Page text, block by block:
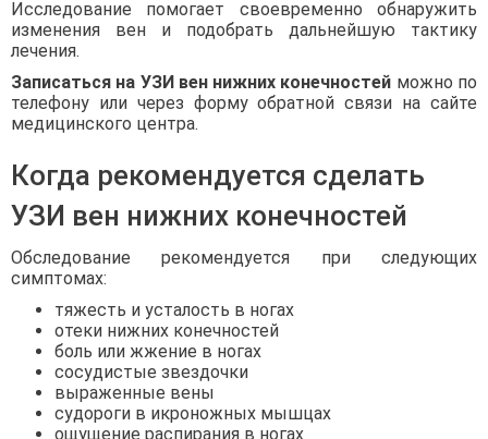
Исследование помогает своевременно обнаружить
изменения вен и подобрать дальнейшую тактику
лечения.
Записаться на УЗИ вен нижних конечностей можно по
телефону или через форму обратной связи на сайте
медицинского центра.
Когда рекомендуется сделать
УЗИ вен нижних конечностей
Обследование рекомендуется при следующих
симптомах:
тяжесть и усталость в ногах
отеки нижних конечностей
боль или жжение в ногах
сосудистые звездочки
выраженные вены
судороги в икроножных мышцах
ощущение распирания в ногах